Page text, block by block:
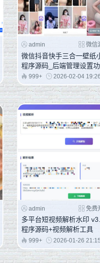
admin 微信
微信抖音快手三合一壁纸
程序源码_后端管理设置
丰富999+ 2026-02-04
admin 免费
多平台短视频解析水印
程序源码+视频解析工具
999+ 2026-01-26